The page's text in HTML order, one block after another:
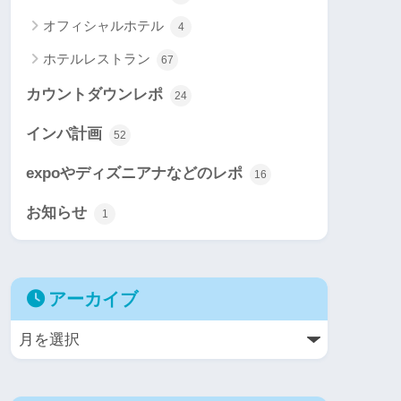
オフィシャルホテル 4
ホテルレストラン 67
カウントダウンレポ 24
インパ計画 52
expoやディズニアナなどのレポ 16
お知らせ 1
アーカイブ